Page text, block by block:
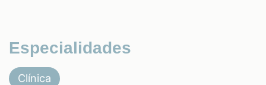
Especialidades
Clínica